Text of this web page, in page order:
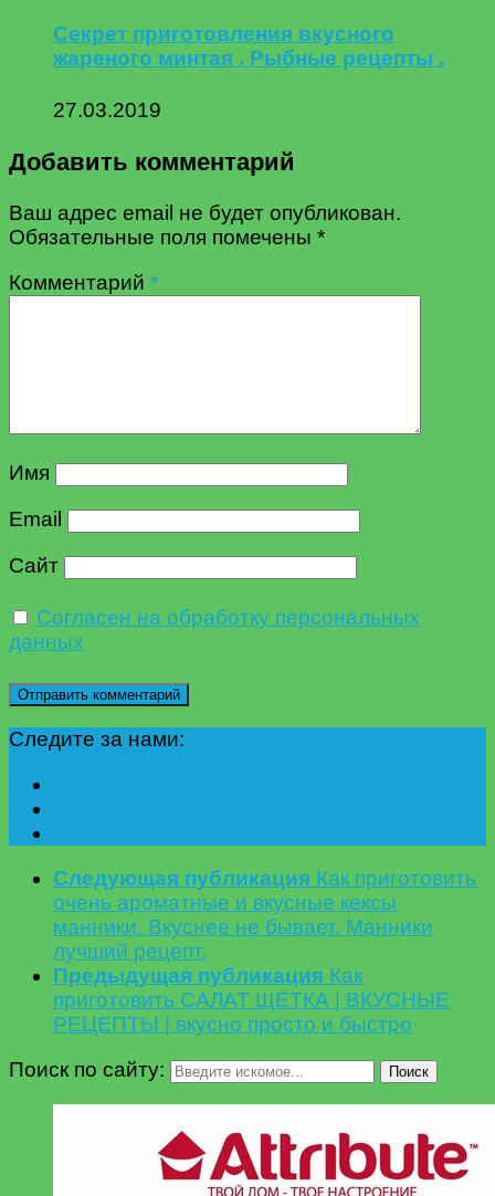
Секрет приготовления вкусного
жареного минтая . Рыбные рецепты .
27.03.2019
Добавить комментарий
Ваш адрес email не будет опубликован.
Обязательные поля помечены *
Комментарий *
Имя
Email
Сайт
Согласен на обработку персональных
данных
Следите за нами:
Следующая публикация Как приготовить
очень ароматные и вкусные кексы
манники. Вкуснее не бывает. Манники
лучший рецепт.
Предыдущая публикация Как
приготовить САЛАТ ЩЁТКА | ВКУСНЫЕ
РЕЦЕПТЫ | вкусно просто и быстро
Поиск по сайту:
Поиск